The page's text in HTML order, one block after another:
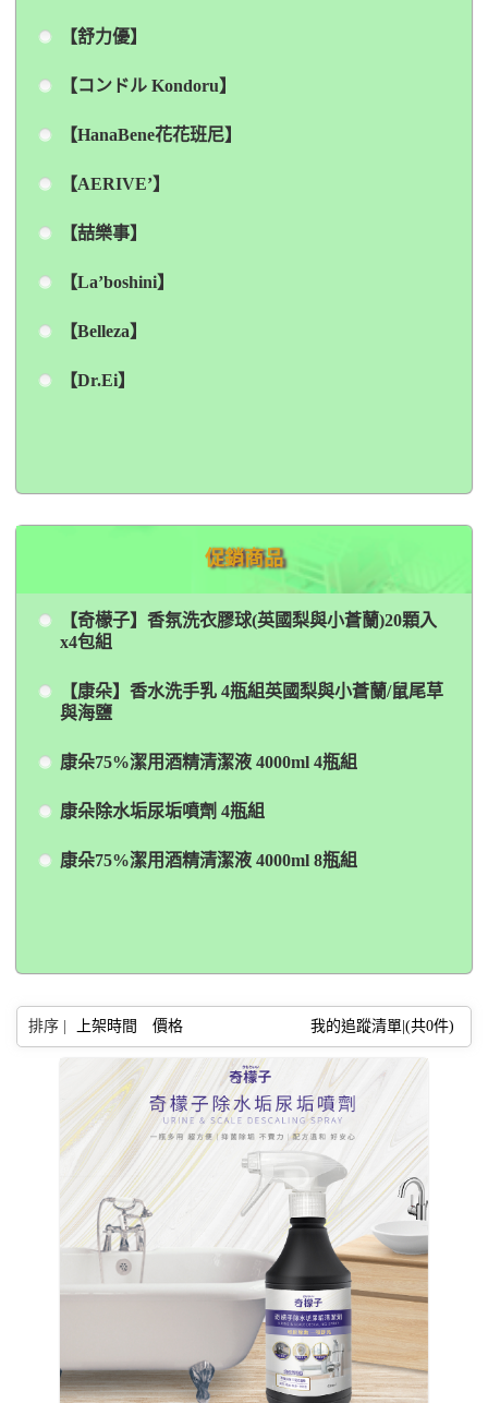
【舒力優】
【コンドル Kondoru】
【HanaBene花花班尼】
【AERIVE’】
【喆樂事】
【La’boshini】
【Belleza】
【Dr.Ei】
促銷商品
【奇檬子】香氛洗衣膠球(英國梨與小蒼蘭)20顆入
x4包組
【康朵】香水洗手乳 4瓶組英國梨與小蒼蘭/鼠尾草
與海鹽
康朵75%潔用酒精清潔液 4000ml 4瓶組
康朵除水垢尿垢噴劑 4瓶組
康朵75%潔用酒精清潔液 4000ml 8瓶組
排序 | 上架時間 價格 我的追蹤清單|(共0件)